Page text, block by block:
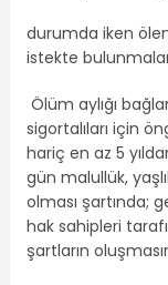
durumda iken ölen
istekte
Ölüm aylığı
sigortalıları için
hariç en az 5
gün malullük,
olması şartında;
hak sahipleri
şartların